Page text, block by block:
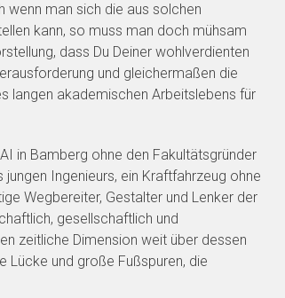
wenn man sich die aus solchen
kann, so muss man doch mühsam
dass Du Deiner wohlverdienten
und gleichermaßen die
langen akademischen Arbeitslebens für
in Bamberg ohne den Fakultätsgründer
Ingenieurs, ein Kraftfahrzeug ohne
Wegbereiter, Gestalter und Lenker der
gesellschaftlich und
zeitliche Dimension weit über dessen
Lücke und große Fußspuren, die